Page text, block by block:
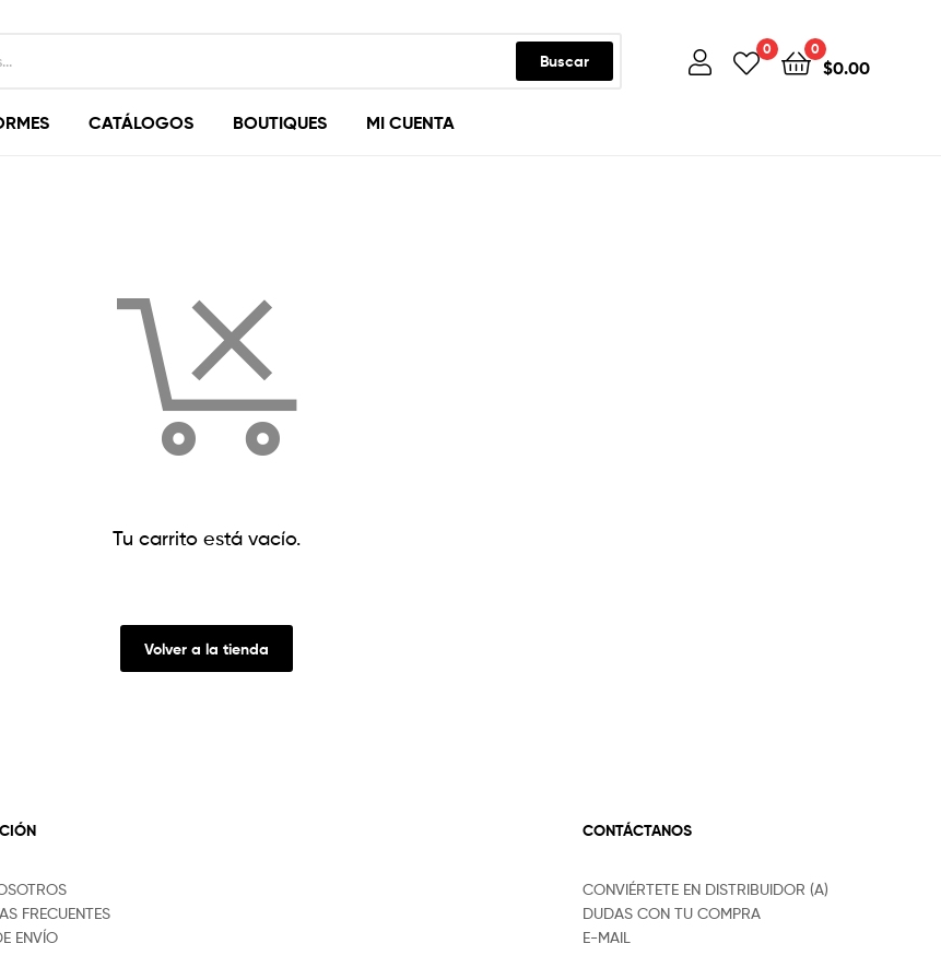
Buscar
0 0
$0.00
CATÁLOGOS BOUTIQUES MI CUENTA
Tu carrito está vacío.
Volver a la tienda
FRECUENTES
ENVÍO
CONTÁCTANOS
CONVIÉRTETE EN DISTRIBUIDOR (A)
DUDAS CON TU COMPRA
E-MAIL